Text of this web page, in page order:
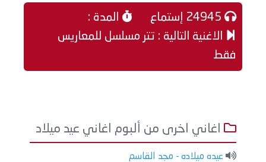
المدة :
الاغنية التالية : تتر مسلسل للمعاريس
فقط
اغاني اخرى من ألبوم اغاني عيد ميلاد
عيده ميلاده - مجد القاسم